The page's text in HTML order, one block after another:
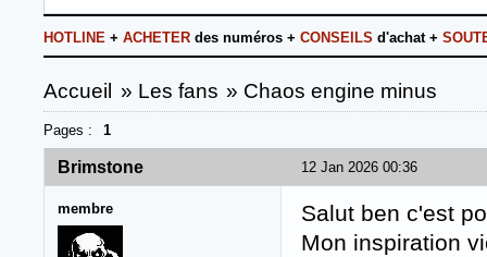
HOTLINE + ACHETER des numéros + CONSEILS d'achat +
Accueil » Les fans » Chaos engine minus
Pages : 1
12 Jan 2026 00:36
Brimstone
membre
Salut ben c'est
Mon inspiration